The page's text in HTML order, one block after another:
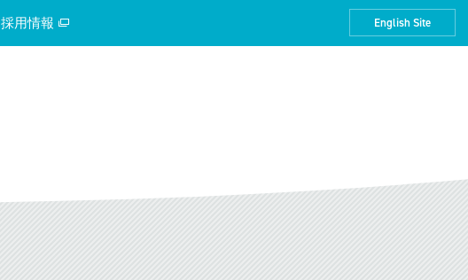
採用情報 English Site